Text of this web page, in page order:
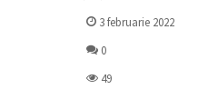
3 februarie 2022
0
49